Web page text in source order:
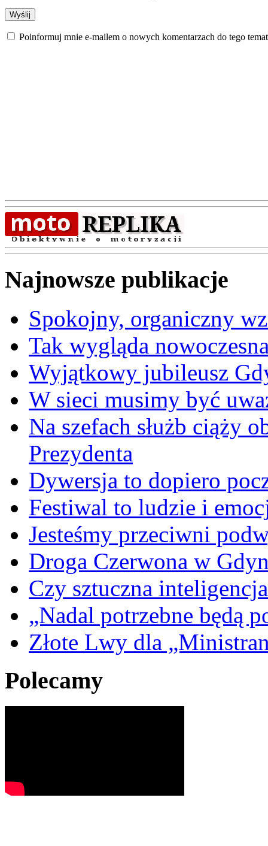
Poinformuj mnie e-mailem o nowych komentarzach do tego
Najnowsze publikacje
Spokojny, organiczny
Tak wygląda
Wyjątkowy jubileusz
W sieci musimy być
Na szefach służb ciąży
Prezydenta
Dywersja to dopiero
Festiwal to ludzie i
Jesteśmy przeciwni
Droga Czerwona w
Czy sztuczna
„Nadal potrzebne będą
Złote Lwy dla
Polecamy